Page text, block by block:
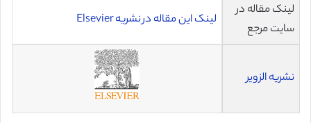
لینک مقاله در
سایت مرجع
لینک این مقاله در نشریه Elsevier
نشریه الزویر